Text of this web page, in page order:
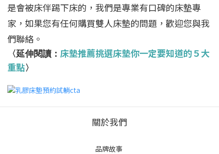
是會被床伴踢下床的，我們是專業有口碑的床墊專
家，如果您有任何購買雙人床墊的問題，歡迎您與我
們聯絡。
〈延伸閱讀： 床墊推薦挑選床墊你一定要知道的５大
重點〉
關於我們
品牌故事